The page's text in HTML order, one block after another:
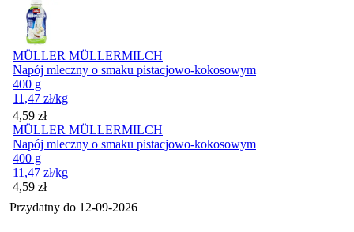
MÜLLER MÜLLERMILCH
Napój mleczny o smaku pistacjowo-kokosowym
400 g
11,47 zł/kg
Cena
4,59 zł
MÜLLER MÜLLERMILCH
Napój mleczny o smaku pistacjowo-kokosowym
400 g
11,47 zł/kg
Cena
4,59 zł
Przydatny do 12-09-2026